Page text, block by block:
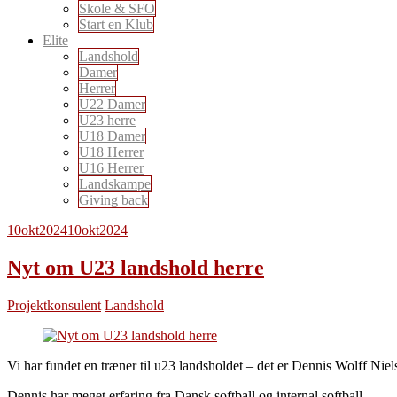
Skole & SFO
Start en Klub
Elite
Landshold
Damer
Herrer
U22 Damer
U23 herre
U18 Damer
U18 Herrer
U16 Herrer
Landskampe
Giving back
10okt202410okt2024
Nyt om U23 landshold herre
Projektkonsulent Landshold
Vi har fundet en træner til u23 landsholdet – det er Dennis Wolff